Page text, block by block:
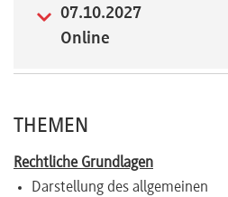
07.10.2027
Online
THEMEN
Rechtliche Grundlagen
Darstellung des allgemeinen